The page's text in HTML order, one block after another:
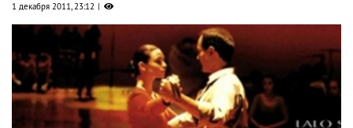
1 декабря 2011, 23:12